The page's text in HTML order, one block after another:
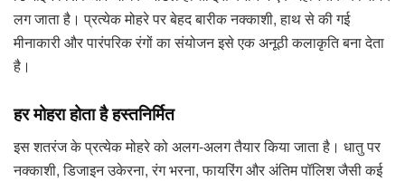
लग जाता है। प्रत्येक मोहरे पर बेहद बारीक नक्काशी, हाथ से की गई
मीनाकारी और पारंपरिक रंगों का संयोजन इसे एक अनूठी कलाकृति बना देता
है।
हर मोहरा होता है हस्तनिर्मित
इस शतरंज के प्रत्येक मोहरे को अलग-अलग तैयार किया जाता है। धातु पर
नक्काशी, डिजाइन उकेरना, रंग भरना, फायरिंग और अंतिम पॉलिश जैसी कई